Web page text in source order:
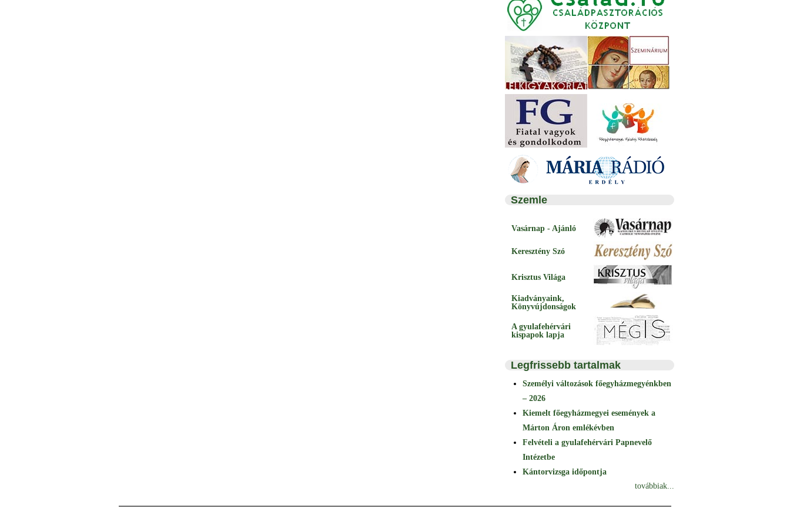
Szemle
Vasárnap - Ajánló
Keresztény Szó
Krisztus Világa
Kiadványaink,
Könyvújdonságok
A gyulafehérvári
kispapok lapja
Legfrissebb tartalmak
Személyi változások főegyházmegyénkben
– 2026
Kiemelt főegyházmegyei események a
Márton Áron emlékévben
Felvételi a gyulafehérvári Papnevelő
Intézetbe
Kántorvizsga időpontja
továbbiak...